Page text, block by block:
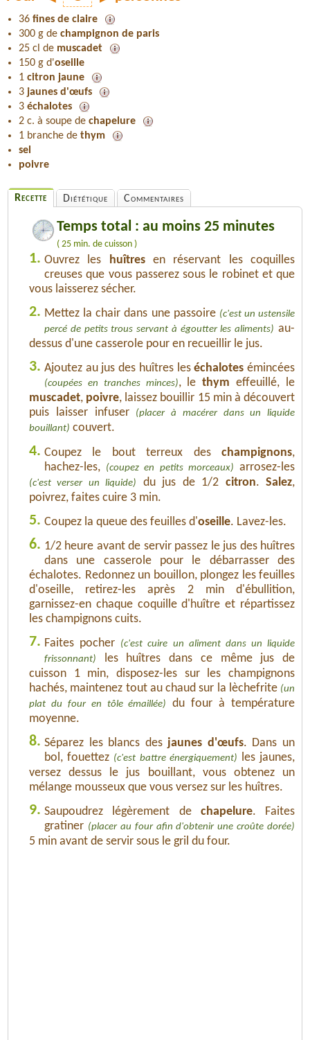
36 fines de claire
300 g de champignon de paris
25 cl de muscadet
150 g d'oseille
1 citron jaune
3 jaunes d'œufs
3 échalotes
2 c. à soupe de chapelure
1 branche de thym
sel
poivre
Recette Diététique Commentaires
Temps total : au moins 25 minutes
( 25 min. de cuisson )
1. Ouvrez les huîtresen réservant les coquilles
creuses que vous passerez sous le robinet et que
vous laisserez sécher.
2. Mettez la chair dans une passoire (c'est un ustensile
percé de petits trous servant à égoutter les aliments) au-
dessus d'une casserole pour en recueillir le jus.
3. Ajoutez au jus des huîtres leséchalotes émincées
(coupées en tranches minces), lethym effeuillé, le
muscadet, poivre, laissez bouillir 15 min à découvert
puis laisser infuser
(placer à macérer dans un liquide
bouillant) couvert.
4. Coupez le bout terreux des champignons,
hachez-les, (coupez en petits morceaux) arrosez-les
(c'est verser un liquide) du jus de 1/2 citron.Salez,
poivrez, faites cuire 3 min.
5. Coupez la queue des feuilles d'oseille. Lavez-les.
6. 1/2 heure avant de servir passez le jus des huîtres
dans une casserole pour le débarrasser des
échalotes. Redonnez un bouillon, plongez les feuilles
d'oseille, retirez-les après 2 min d'ébullition,
garnissez-en chaque coquille d'huître et répartissez
les champignons cuits.
7. Faites pocher (c'est cuire un aliment dans un liquide
frissonnant)
les huîtres dans ce même jus de
cuisson 1 min, disposez-les sur les champignons
hachés, maintenez tout au chaud sur la lèchefrite (un
plat du four en tôle émaillée)
du four à température
moyenne.
8. Séparez les blancs des jaunes d'œufs. Dans un
bol, fouettez (c'est battre énergiquement)
les jaunes,
versez dessus le jus bouillant, vous obtenez un
mélange mousseux que vous versez sur les huîtres.
9. Saupoudrez légèrement de chapelure. Faites
gratiner (placer au four afin d'obtenir une croûte dorée)
5 min avant de servir sous le gril du four.